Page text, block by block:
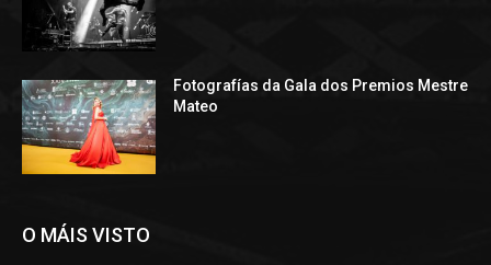
Fotografías da Gala dos Premios Mestre
Mateo
O MÁIS VISTO